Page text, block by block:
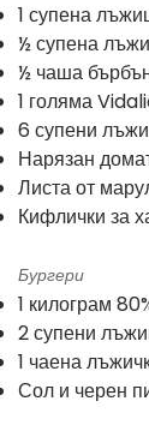
1 супена
½ супена
½ чаша
1 голяма
6 супени
Нарязан
Листа от
Кифлички за
Бургери
1 килограм
2 супени
1 чаена
Сол и черен